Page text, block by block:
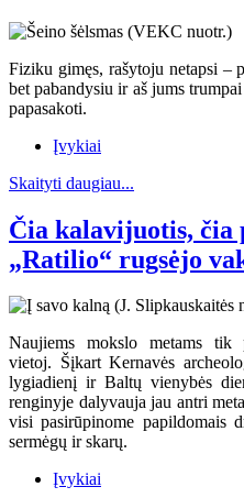
Fiziku gimęs, rašytoju netapsi –
bet pabandysiu ir aš jums
papasakoti.
Įvykiai
Skaityti daugiau...
Čia kalavijuotis, čia
„Ratilio“ rugsėjo
Naujiems mokslo metams tik
vietoj. Šįkart Kernavės
lygiadienį ir Baltų vienybės
renginyje dalyvauja jau antri
visi pasirūpinome papildomais
sermėgų ir skarų.
Įvykiai